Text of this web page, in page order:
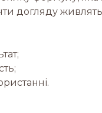
догляду